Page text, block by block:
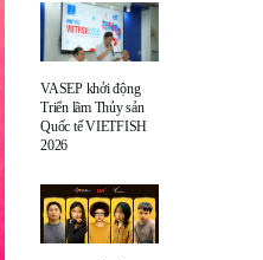
VASEP khởi động
Triển lãm Thủy sản
Quốc tế VIETFISH
2026